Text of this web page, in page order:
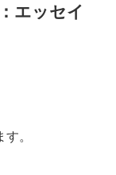
エッセイ
。